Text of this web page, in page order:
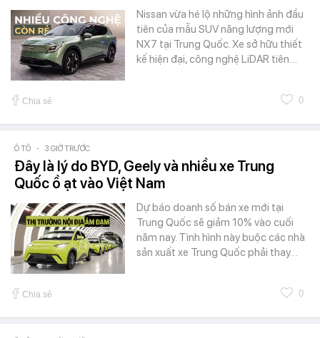
Nissan vừa hé lộ những hình ảnh đầu
tiên của mẫu SUV năng lượng mới
NX7 tại Trung Quốc. Xe sở hữu thiết
kế hiện đại, công nghệ LiDAR tiên…
Chia sẻ 0
Ô TÔ - 3 GIỜ TRƯỚC
Đây là lý do BYD, Geely và nhiều xe Trung
Quốc ồ ạt vào Việt Nam
Dự báo doanh số bán xe mới tại
Trung Quốc sẽ giảm 10% vào cuối
năm nay. Tình hình này buộc các nhà
sản xuất xe Trung Quốc phải thay…
Chia sẻ 0